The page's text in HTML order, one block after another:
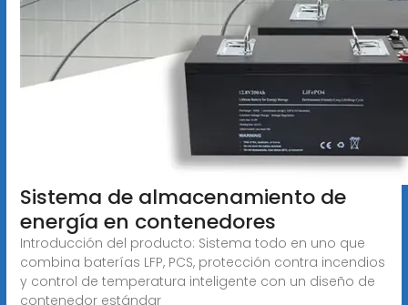
Sistema de almacenamiento de
energía en contenedores
Introducción del producto: Sistema todo en uno que
combina baterías LFP, PCS, protección contra incendios
y control de temperatura inteligente con un diseño de
contenedor estándar